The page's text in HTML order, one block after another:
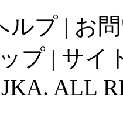
ルプ | お
プ | サイ
ALL